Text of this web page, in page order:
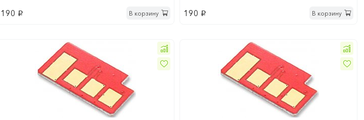
190 p В корзину 190 p В корзину